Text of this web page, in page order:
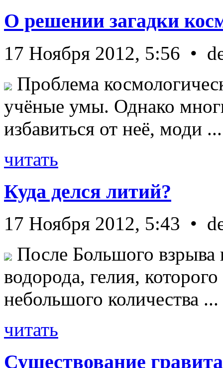
О решении загадки
17 Ноября 2012, 5:56 •
Проблема
учёные умы. Однако
избавиться от неё, моди ...
читать
Куда делся литий?
17 Ноября 2012, 5:43 •
После Большого взрыва
водорода, гелия,
небольшого количества ...
читать
Существование